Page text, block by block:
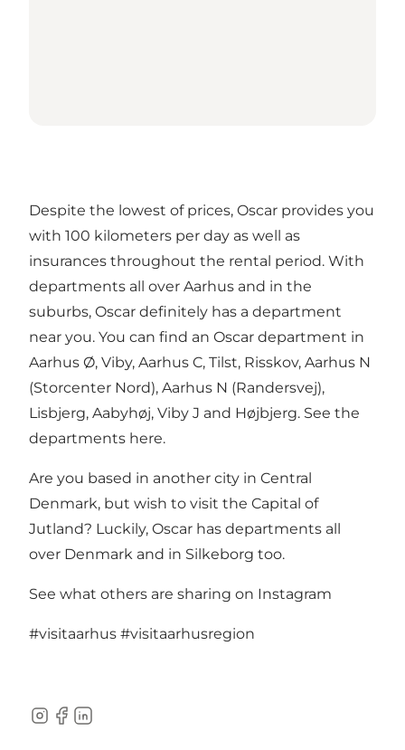
Despite the lowest of prices, Oscar provides you
with 100 kilometers per day as well as
insurances throughout the rental period. With
departments all over Aarhus and in the
suburbs, Oscar definitely has a department
near you. You can find an Oscar department in
Aarhus Ø, Viby, Aarhus C, Tilst, Risskov, Aarhus N
(Storcenter Nord), Aarhus N (Randersvej),
Lisbjerg, Aabyhøj, Viby J and Højbjerg. See the
departments here.
Are you based in another city in Central
Denmark, but wish to visit the Capital of
Jutland? Luckily, Oscar has departments all
over Denmark and in Silkeborg too.
See what others are sharing on Instagram
#visitaarhus #visitaarhusregion
Instagram
Facebook
LinkedIn